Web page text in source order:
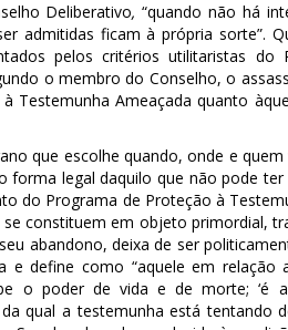
Deliberativo, “quando não há
admitidas ficam à própria sorte”.
pelos critérios utilitaristas do
o membro do Conselho, o
Testemunha Ameaçada quanto
que escolhe quando, onde e
forma legal daquilo que não pode
do Programa de Proteção à
constituem em objeto primordial,
abandono, deixa de ser
e define como “aquele em relação
o poder de vida e de morte; ‘é
da qual a testemunha está